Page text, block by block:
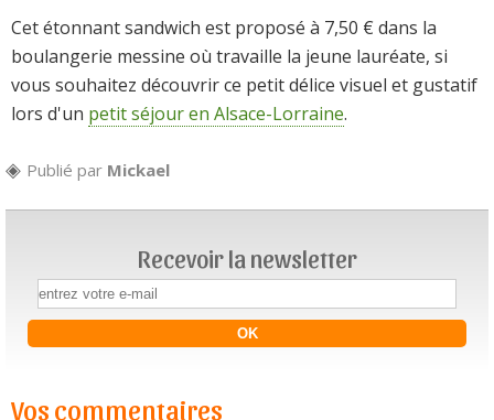
Cet étonnant sandwich est proposé à 7,50 € dans la
boulangerie messine où travaille la jeune lauréate, si
vous souhaitez découvrir ce petit délice visuel et gustatif
lors d'un petit séjour en Alsace-Lorraine.
Publié par Mickael
Recevoir la newsletter
Vos commentaires